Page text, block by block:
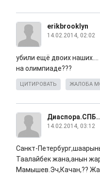
erikbrooklyn
14.02.2014, 02:02
убили ещё двоих
на олимпиаде???
ЦИТИРОВАТЬ ЖАЛОБА
Диаспора.СПБ..
14.02.2014, 03:12
Санкт-
Таалайбек жана,анын
Мамышев.Эч,Качан,??